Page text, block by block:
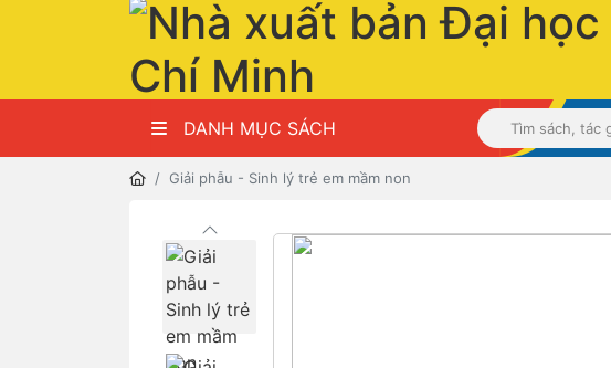
DANH MỤC SÁCH
Giải phẫu - Sinh lý trẻ em mầm non